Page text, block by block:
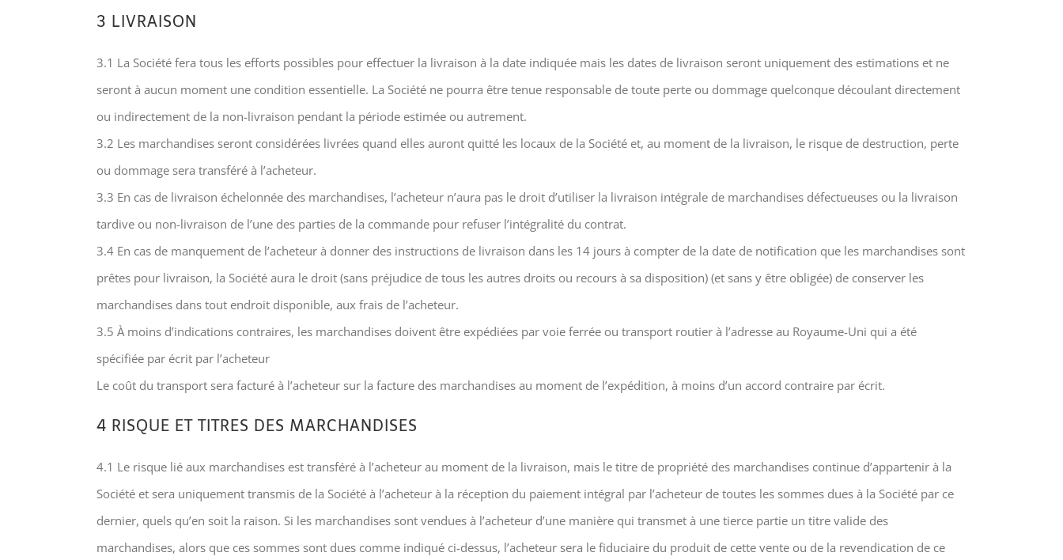
3 LIVRAISON
3.1 La Société fera tous les efforts possibles pour effectuer la livraison à la date indiquée mais les dates de livraison seront uniquement des estimations et ne
seront à aucun moment une condition essentielle. La Société ne pourra être tenue responsable de toute perte ou dommage quelconque découlant directement
ou indirectement de la non-livraison pendant la période estimée ou autrement.
3.2 Les marchandises seront considérées livrées quand elles auront quitté les locaux de la Société et, au moment de la livraison, le risque de destruction, perte
ou dommage sera transféré à l’acheteur.
3.3 En cas de livraison échelonnée des marchandises, l’acheteur n’aura pas le droit d’utiliser la livraison intégrale de marchandises défectueuses ou la livraison
tardive ou non-livraison de l’une des parties de la commande pour refuser l’intégralité du contrat.
3.4 En cas de manquement de l’acheteur à donner des instructions de livraison dans les 14 jours à compter de la date de notification que les marchandises sont
prêtes pour livraison, la Société aura le droit (sans préjudice de tous les autres droits ou recours à sa disposition) (et sans y être obligée) de conserver les
marchandises dans tout endroit disponible, aux frais de l’acheteur.
3.5 À moins d’indications contraires, les marchandises doivent être expédiées par voie ferrée ou transport routier à l’adresse au Royaume-Uni qui a été
spécifiée par écrit par l’acheteur
Le coût du transport sera facturé à l’acheteur sur la facture des marchandises au moment de l’expédition, à moins d’un accord contraire par écrit.
4 RISQUE ET TITRES DES MARCHANDISES
4.1 Le risque lié aux marchandises est transféré à l’acheteur au moment de la livraison, mais le titre de propriété des marchandises continue d’appartenir à la
Société et sera uniquement transmis de la Société à l’acheteur à la réception du paiement intégral par l’acheteur de toutes les sommes dues à la Société par ce
dernier, quels qu’en soit la raison. Si les marchandises sont vendues à l’acheteur d’une manière qui transmet à une tierce partie un titre valide des
marchandises, alors que ces sommes sont dues comme indiqué ci-dessus, l’acheteur sera le fiduciaire du produit de cette vente ou de la revendication de ce